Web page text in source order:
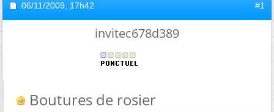
06/11/2009, 17h42 #1
invitec678d389
Boutures de rosier